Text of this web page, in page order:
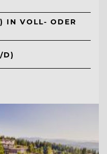
IN VOLL- ODER
D)